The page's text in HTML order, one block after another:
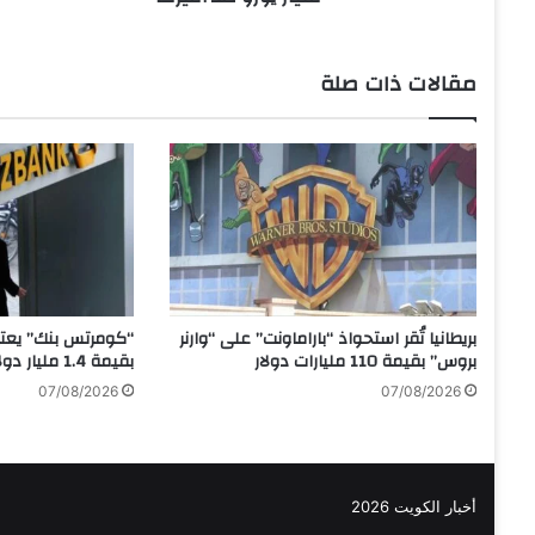
ي
ي
م
د
ت
ع
ل
ق
إ
ج
ر
ا
ت
مقالات ذات صلة
بريطانيا تُقر استحواذ “باراماونت” على “وارنر
بروس” بقيمة 110 مليارات دولار
07/08/2026
“كومرتس بنك”
بقيمة 1.4 مليار دولار
07/08/2026
أخبار الكويت 2026